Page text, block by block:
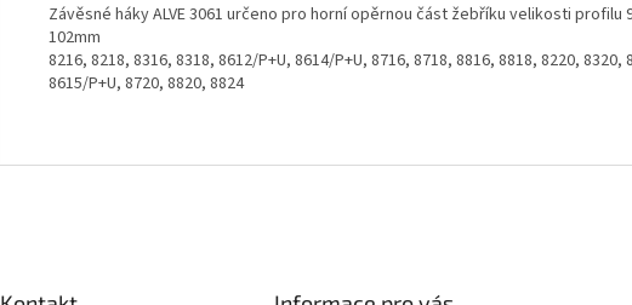
Závěsné háky ALVE 3061 určeno pro horní opěrnou část žebříku velikosti profilu
102mm
8216, 8218, 8316, 8318, 8612/P+U, 8614/P+U, 8716, 8718, 8816, 8818, 8220, 8320,
8615/P+U, 8720, 8820, 8824